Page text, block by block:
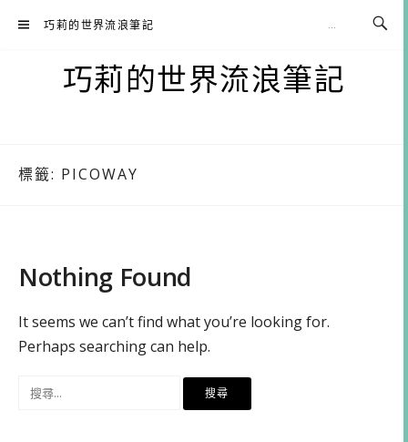
巧莉的世界流浪筆記
巧莉的世界流浪筆記
標籤: PICOWAY
Nothing Found
It seems we can’t find what you’re looking for.
Perhaps searching can help.